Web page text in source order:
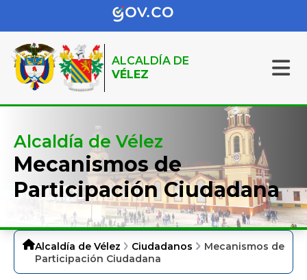
ALCALDÍA DE
VÉLEZ
Alcaldía de Vélez
Mecanismos de
Participación Ciudadana
Alcaldía de Vélez Ciudadanos
Mecanismos de
Participación Ciudadana